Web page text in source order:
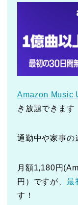
Amazon Music
き放題できます
通勤中や家事の
月額1,180円
円）ですが、 最
す！